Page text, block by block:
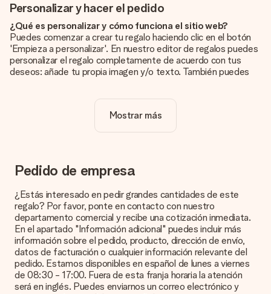
Personalizar y hacer el pedido
¿Qué es personalizar y cómo funciona el sitio web?
Puedes comenzar a crear tu regalo haciendo clic en el botón
'Empieza a personalizar'. En nuestro editor de regalos puedes
personalizar el regalo completamente de acuerdo con tus
deseos: añade tu propia imagen y/o texto. También puedes
¿La personalización está incluida en el precio?
El precio que se muestra en el sitio web incluye la
¿Cómo puedo saber si mi imagen tiene la calidad
adecuada?
satisfecho con tu regalo. Por eso es importante utilizar fotos
de alta calidad. Si no estás seguro de la calidad de la imagen,
ponte en contacto con nuestro equipo de atención al cliente e
incluye la foto junto con el regalo que te interesa encargar.
Ellos podrán comprobar la calidad por ti.
¿Qué formatos puedo cargar?
Puedes carga archivos JPG y PNG en nuestro editor. ¿Es
esto demasiado técnico o tienes una imagen de un formato
Mostrar más
Pedido de empresa
¿Estás interesado en pedir grandes cantidades de este
regalo? Por favor, ponte en contacto con nuestro
departamento comercial y recibe una cotización inmediata.
En el apartado "Información adicional" puedes incluir más
información sobre el pedido, producto, dirección de envío,
datos de facturación o cualquier información relevante del
pedido. Estamos disponibles en español de lunes a viernes
de 08:30 - 17:00. Fuera de esta franja horaria la atención
será en inglés. Puedes enviarnos un correo electrónico y